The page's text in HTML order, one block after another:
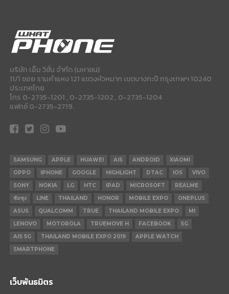
บริษัท เอ็ม วิชั่น จำกัด (มหาชน)
11/1 ซอย รามคำแหง 121 แขวงหัวหมาก เขตบางกะปี กรุงเทพฯ 10240
ประเทศไทย
โทร 0-2735-1201 , 0-2735-1202 , 0-2735-1204
แฟกซ์ 0-2735-2719.
SAMSUNG APPLE HUAWEI AIS ANDROID
XIAOMI
OPPO
IPHONE GOOGLE HIGHLIGHT DTAC IOS
VIVO
SONY
NOKIA LG HTC IPAD MICROSOFT
REALME
ซัมซุง
LINE THAILAND HONOR MOBILE EXPO
ONEPLUS
ASUS
QUALCOMM TRUE THAILAND MOBILE EXPO
MI
LENOVO
MOTOROLA TRUEMOVE H FACEBOOK
5G
AIS 5G
THAILAND MOBILE EXPO 2019
APPLE WATCH
SMARTPHONE
เว็บพันธมิตร